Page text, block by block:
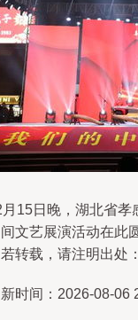
15日晚，湖北省孝
文艺展演活动在此
转载，请注明出处
时间：2026-08-06